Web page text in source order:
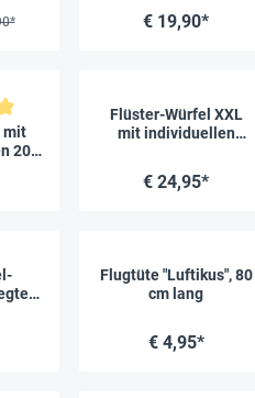
€ 19,90*
Bewertung von 5 von 5 Sternen
mit
20
Flüster-Würfel XXL
mit individuellen
€ 24,95*
Flugtüte "Luftikus", 80
cm lang
€ 4,95*